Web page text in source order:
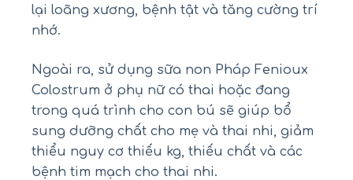
lại loãng xương, bệnh tật và tăng cường trí
nhớ.
Ngoài ra, sử dụng sữa non Pháp Fenioux
Colostrum ở phụ nữ có thai hoặc đang
trong quá trình cho con bú sẽ giúp bổ
sung dưỡng chất cho mẹ và thai nhi, giảm
thiểu nguy cơ thiếu kg, thiếu chất và các
bệnh tim mạch cho thai nhi.